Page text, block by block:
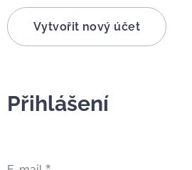
Vytvořit nový účet
Přihlášení